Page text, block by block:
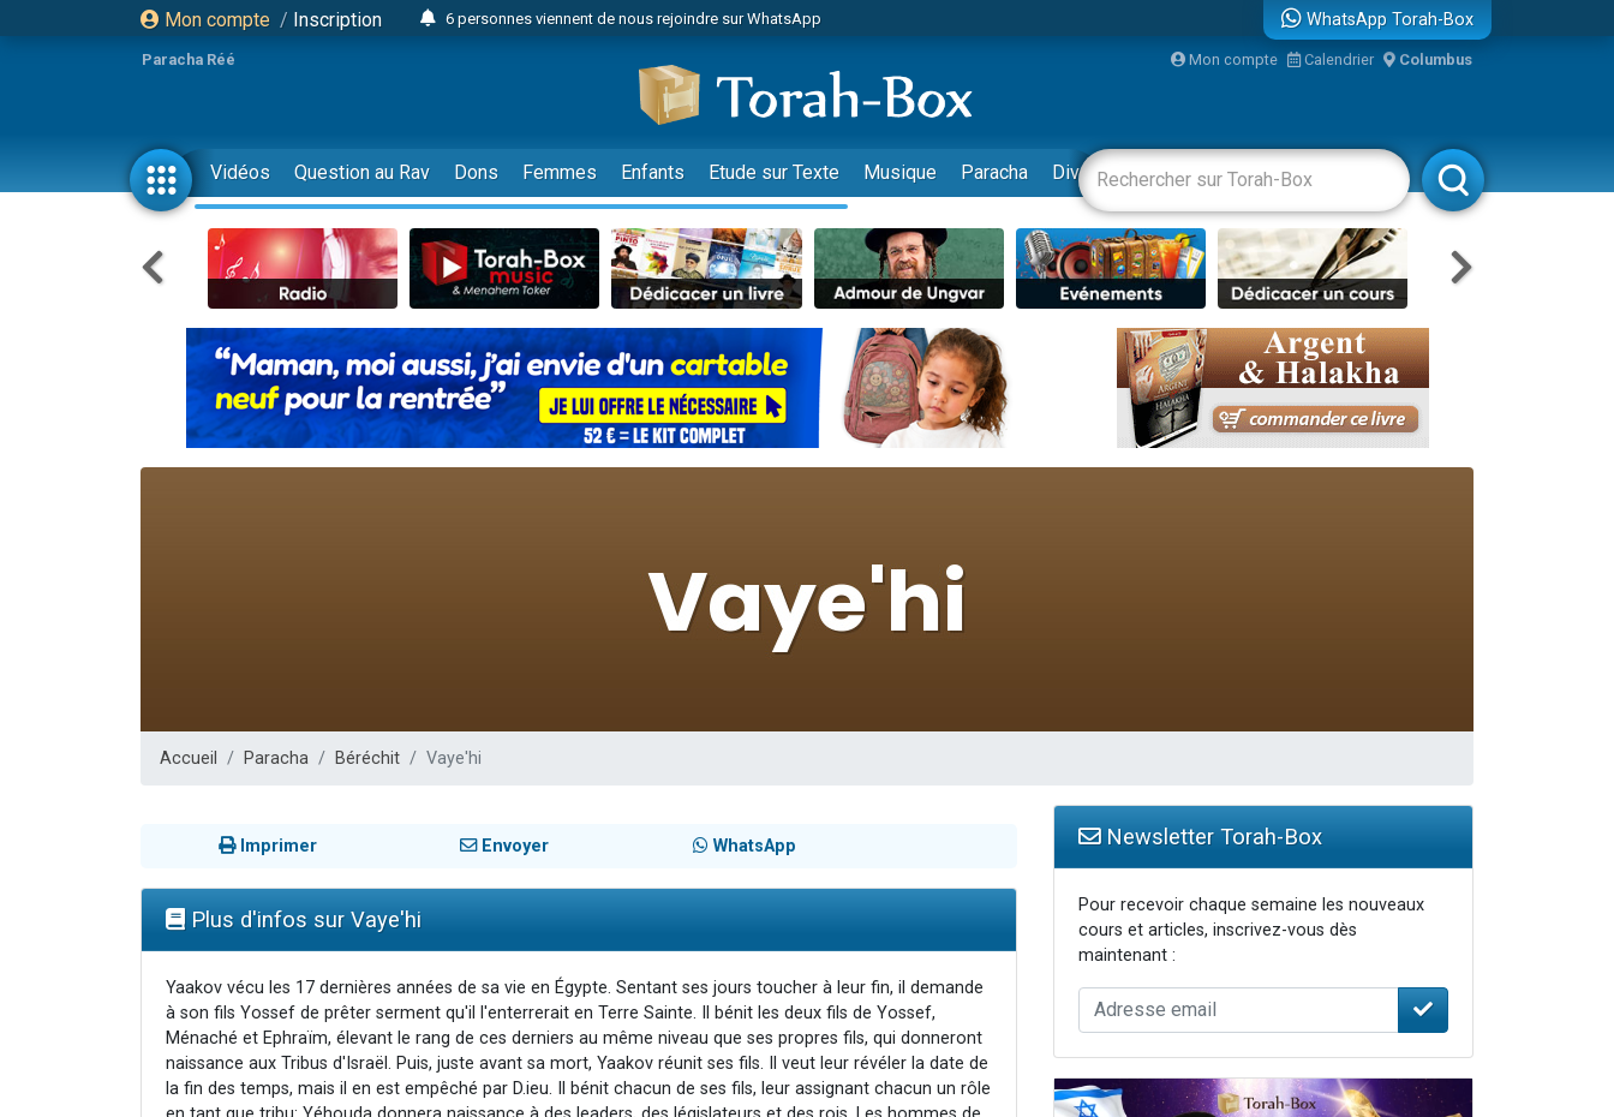
Mon compte / Inscription
6 personnes viennent de nous rejoindre sur WhatsApp
2 personnes viennent de faire un don pour 1 Journée de Vacances Pour les Enfants
17 personnes viennent de demander une bénédiction
4 personnes viennent de nous rejoindre sur WhatsApp
Il reste 49 places pour étudier en groupe sur Zoom
23 personnes viennent de faire un don pour Diane, 80 ans, dans un appartement insalubre
Eva vient de donner son Maasser
4 personnes viennent de nous rejoindre sur WhatsApp
3 personnes viennent de nous rejoindre sur WhatsApp
3 personnes viennent de faire un don pour 5 jours de vacances aux Orphelins
Odaya vient de donner son Maasser
13 personnes viennent de demander une bénédiction
12 nouvelles musiques dans Torah-Box Music
3 personnes viennent de nous rejoindre sur WhatsApp
WhatsApp Torah-Box
Paracha Réé Mon compte Calendrier Columbus
Vidéos Question au Rav Dons Femmes Enfants Etude sur Texte Musique Paracha Divertissements Livres Rabbanim
Accueil Paracha Béréchit Vaye'hi
Imprimer Envoyer WhatsApp
Plus d'infos sur Vaye'hi
Yaakov vécu les 17 dernières années de sa vie en Égypte. Sentant ses jours toucher à leur fin, il demande
à son fils Yossef de prêter serment qu'il l'enterrerait en Terre Sainte. Il bénit les deux fils de Yossef,
Ménaché et Ephraïm, élevant le rang de ces derniers au même niveau que ses propres fils, qui donneront
naissance aux Tribus d'Israël. Puis, juste avant sa mort, Yaakov réunit ses fils. Il veut leur révéler la date de
la fin des temps, mais il en est empêché par D.ieu. Il bénit chacun de ses fils, leur assignant chacun un rôle
Newsletter Torah-Box
Pour recevoir chaque semaine les nouveaux
cours et articles, inscrivez-vous dès
maintenant :